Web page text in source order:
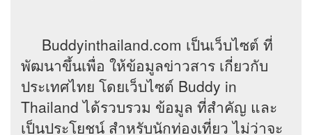
Buddyinthailand.com เป็นเว็บไซต์ ที่
พัฒนาขึ้นเพื่อ ให้ข้อมูลข่าวสาร เกี่ยวกับ
ประเทศไทย โดยเว็บไซต์ Buddy in
Thailand ได้รวบรวม ข้อมูล ที่สำคัญ และ
เป็นประโยชน์ สำหรับนักท่องเที่ยว ไม่ว่าจะ